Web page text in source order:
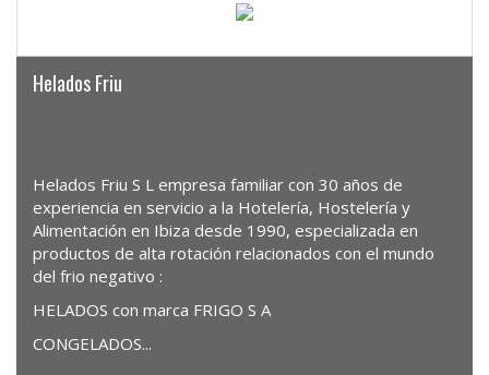
Helados Friu
Helados Friu S L empresa familiar con 30 años de
experiencia en servicio a la Hotelería, Hostelería y
Alimentación en Ibiza desde 1990, especializada en
productos de alta rotación relacionados con el mundo
del frio negativo :
HELADOS con marca FRIGO S A
CONGELADOS...